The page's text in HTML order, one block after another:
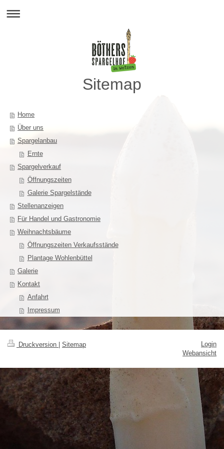
Sitemap
Home
Über uns
Spargelanbau
Ernte
Spargelverkauf
Öffnungszeiten
Galerie Spargelstände
Stellenanzeigen
Für Handel und Gastronomie
Weihnachtsbäume
Öffnungszeiten Verkaufsstände
Plantage Wohlenbüttel
Galerie
Kontakt
Anfahrt
Impressum
Druckversion Sitemap
Login
Webansicht